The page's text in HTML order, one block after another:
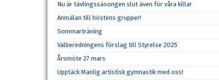
Nu är tävlingssäsongen slut även för våra killar
Anmälan till höstens grupper!
Sommarträning
Valberedningens förslag till Styrelse 2025
Årsmöte 27 mars
Upptäck Manlig artistisk gymnastik med oss!